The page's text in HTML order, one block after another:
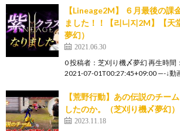
【Lineage2M】 ６月最後の課
ました！！【리니지2M】【天
夢幻）
2021.06.30
0 投稿者：芝刈り機〆夢幻 再生時間
2021-07-01T00:27:45+09:00 —-↓動
【荒野行動】あの伝説のチー
したのか。（芝刈り機〆夢幻）
2023.11.18